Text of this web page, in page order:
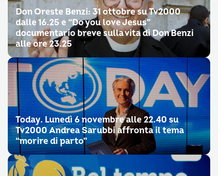
Don Oreste Benzi: 31 ottobre su Tv2000
dalle 16.25 e “Do you love Jesus”
documentario breve sulla vita di Don Benzi
alle ore 23.25
Today. Lunedì 6 novembre alle 22.40 su
Tv2000 Andrea Sarubbi affronta il tema
“morire di parto”